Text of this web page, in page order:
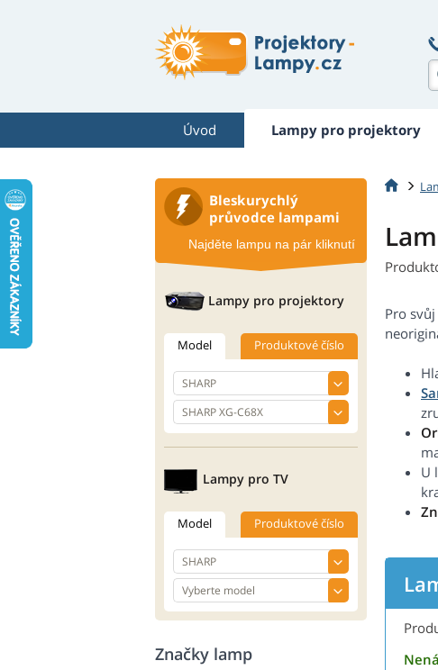
Úvod Lampy pro projektory
Pro
U
Bleskurychlý
průvodce lampami
Najděte lampu na pár kliknutí
Lampy pro projektory
Model Produktové číslo
Lampy pro TV
Model Produktové číslo
Značky lamp